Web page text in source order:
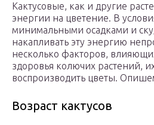
Кактусовые, как и другие
энергии на цветение. В
минимальными осадками и
накапливать эту энергию
несколько факторов,
здоровья колючих растений,
воспроизводить цветы.
Возраст кактусов